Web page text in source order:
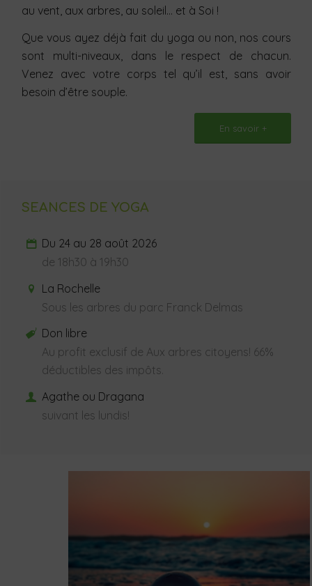
au vent, aux arbres, au soleil… et à Soi !
Que vous ayez déjà fait du yoga ou non, nos cours
sont multi-niveaux, dans le respect de chacun.
Venez avec votre corps tel qu’il est, sans avoir
besoin d’être souple.
En savoir +
SEANCES DE YOGA
Du 24 au 28 août 2026
de 18h30 à 19h30
La Rochelle
Sous les arbres du parc Franck Delmas
Don libre
Au profit exclusif de Aux arbres citoyens! 66%
déductibles des impôts.
Agathe ou Dragana
suivant les lundis!